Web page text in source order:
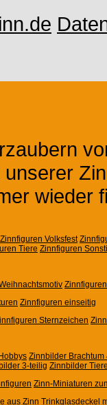
wieder
Zinnfiguren Volksfest
Tiere Zinnfiguren
Zinnfiguren einseitig
Sternzeichen
Zinnbilder Brachtum
3-teilig Zinnbilder
Zinn-Miniaturen
aus Zinn Trinkglasdeckel